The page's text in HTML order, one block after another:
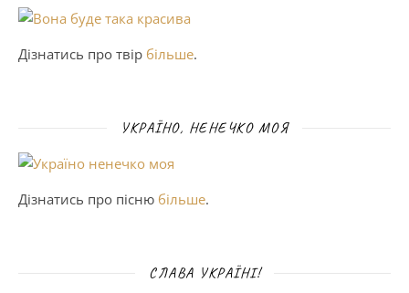
Дізнатись про твір більше.
УКРАЇНО, НЕНЕЧКО МОЯ
Дізнатись про пісню більше.
СЛАВА УКРАЇНІ!